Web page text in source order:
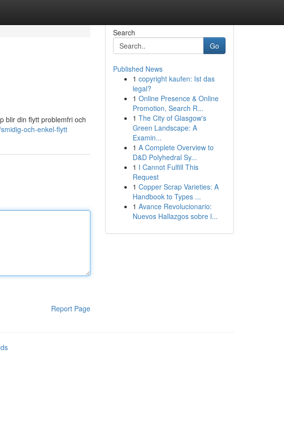
blir din flytt problemfri och
och-enkel-flytt
Report Page
Search
Go
Published News
1 copyright kaufen: Ist das
legal?
1 Online Presence & Online
Promotion, Search R...
1 The City of Glasgow's
Green Landscape: A
Examin...
1 A Complete Overview to
D&D Polyhedral Sy...
1 I Cannot Fulfill This
Request
1 Copper Scrap Varieties: A
Handbook to Types ...
1 Avance Revolucionario:
Nuevos Hallazgos sobre l...